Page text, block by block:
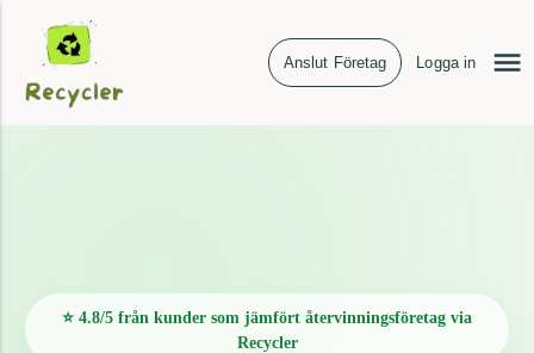
Anslut Företag Logga in
⭐ 4.8/5 från kunder som jämfört återvinningsföretag via
Recycler